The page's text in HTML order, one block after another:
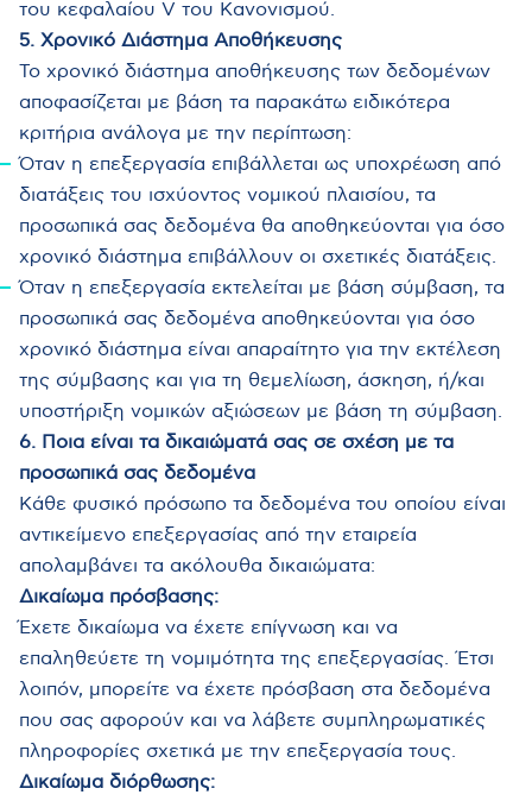
του κεφαλαίου V του Κανονισμού.
5. Χρονικό Διάστημα Αποθήκευσης
Το χρονικό διάστημα αποθήκευσης των δεδομένων
αποφασίζεται με βάση τα παρακάτω ειδικότερα
κριτήρια ανάλογα με την περίπτωση:
Όταν η επεξεργασία επιβάλλεται ως υποχρέωση από
διατάξεις του ισχύοντος νομικού πλαισίου, τα
προσωπικά σας δεδομένα θα αποθηκεύονται για όσο
χρονικό διάστημα επιβάλλουν οι σχετικές διατάξεις.
Όταν η επεξεργασία εκτελείται με βάση σύμβαση, τα
προσωπικά σας δεδομένα αποθηκεύονται για όσο
χρονικό διάστημα είναι απαραίτητο για την εκτέλεση
της σύμβασης και για τη θεμελίωση, άσκηση, ή/και
υποστήριξη νομικών αξιώσεων με βάση τη σύμβαση.
6. Ποια είναι τα δικαιώματά σας σε σχέση με τα
προσωπικά σας δεδομένα
Κάθε φυσικό πρόσωπο τα δεδομένα του οποίου είναι
αντικείμενο επεξεργασίας από την εταιρεία
απολαμβάνει τα ακόλουθα δικαιώματα:
Δικαίωμα πρόσβασης:
Έχετε δικαίωμα να έχετε επίγνωση και να
επαληθεύετε τη νομιμότητα της επεξεργασίας. Έτσι
λοιπόν, μπορείτε να έχετε πρόσβαση στα δεδομένα
που σας αφορούν και να λάβετε συμπληρωματικές
πληροφορίες σχετικά με την επεξεργασία τους.
Δικαίωμα διόρθωσης: